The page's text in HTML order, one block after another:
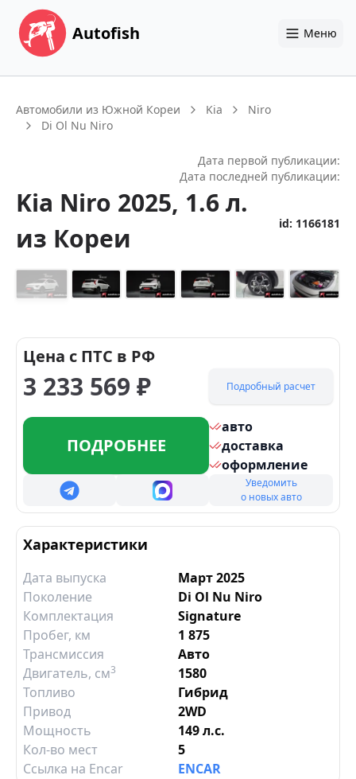
Autofish Меню
Автомобили из Южной Кореи Kia
Niro
Di Ol Nu Niro
Дата первой публикации:
Дата последней публикации:
Kia Niro 2025, 1.6 л.
из Кореи
id: 1166181
Цена с ПТС в РФ
3 233 569 ₽ Подробный расчет
ПОДРОБНЕЕ
авто
доставка
оформление
Уведомить
о новых авто
Характеристики
Дата выпуска
Март 2025
Поколение
Di Ol Nu Niro
Комплектация
Signature
Пробег, км
1 875
Трансмиссия
Авто
Двигатель, см3
1580
Топливо
Гибрид
Привод
2WD
Мощность
149 л.с.
Кол-во мест
5
Ссылка на Encar
ENCAR